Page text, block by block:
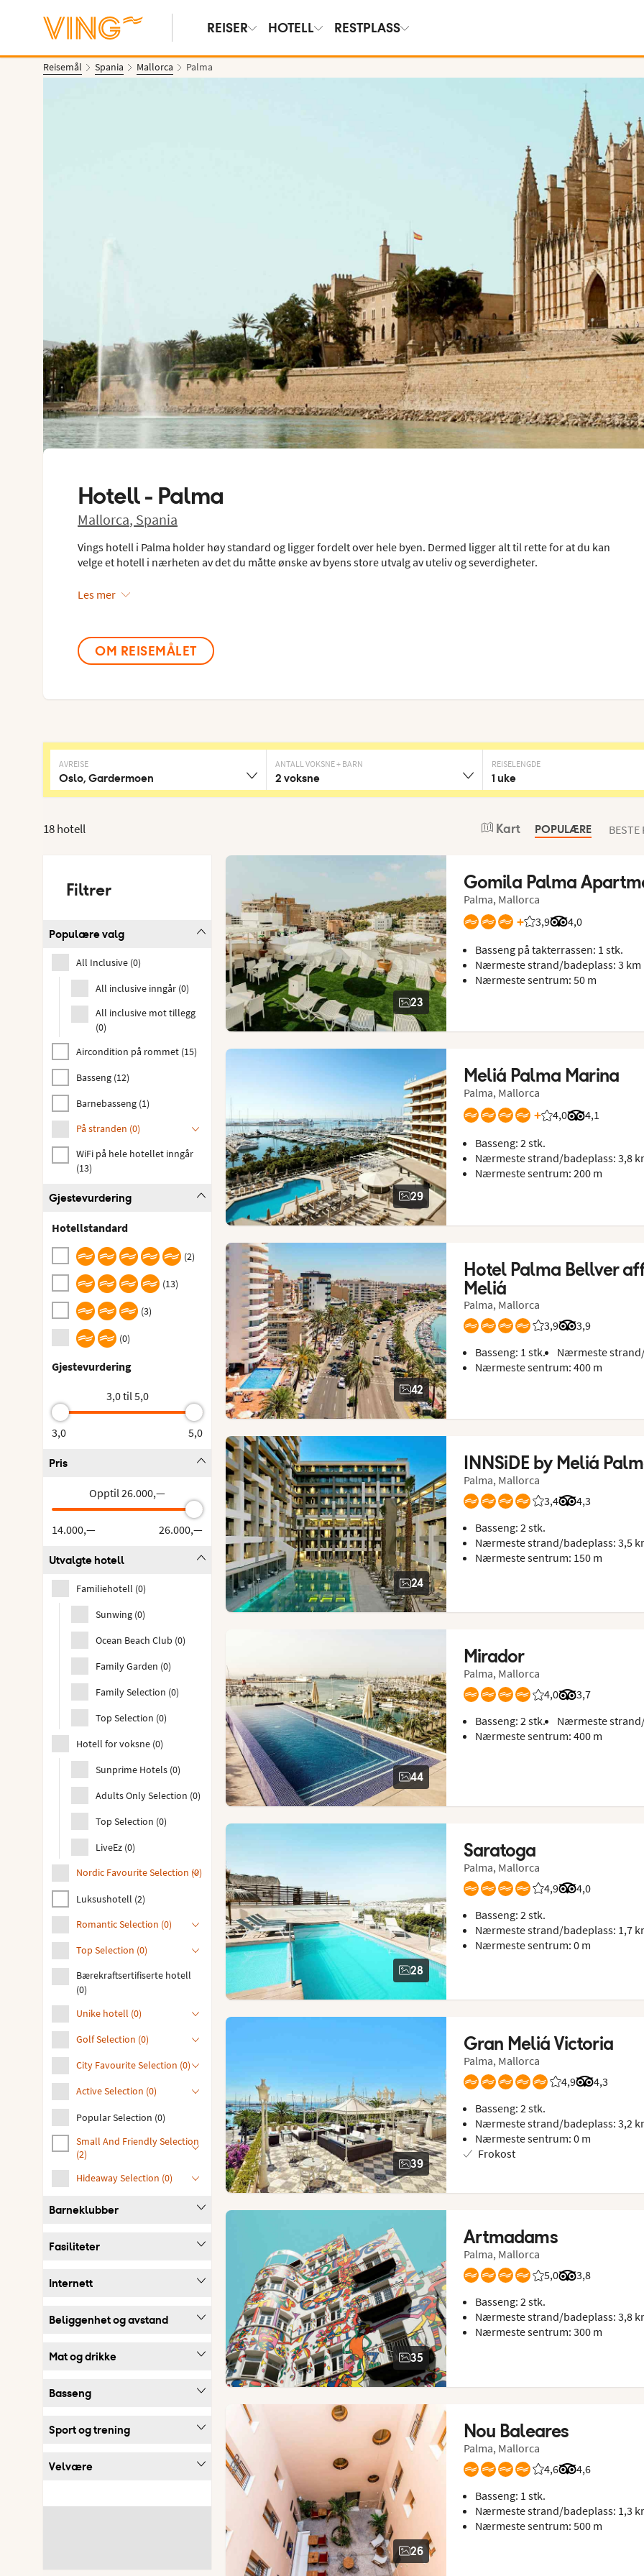
REISER HOTELL RESTPLASS
Reisemål Spania Mallorca Palma
Hotell - Palma
Mallorca, Spania
Vings hotell i Palma holder høy standard og ligger fordelt over hele byen. Dermed ligger alt til rette for at du kan
velge et hotell i nærheten av det du måtte ønske av byens store utvalg av uteliv og severdigheter.
Les mer
OM REISEMÅLET
AVREISE
Oslo, Gardermoen
ANTALL VOKSNE + BARN
2 voksne
REISELENGDE
1 uke
POPULÆRE BESTE
18 hotell Kart
Filtrer
Populære valg
All Inclusive (0)
All inclusive inngår (0)
All inclusive mot tillegg
(0)
Aircondition på rommet (15)
Basseng (12)
Barnebasseng (1)
På stranden (0)
WiFi på hele hotellet inngår
(13)
Gjestevurdering
Hotellstandard
(2)
(13)
(3)
(0)
Gjestevurdering
3,0 til 5,0
3,0 5,0
Pris
Opptil 26.000,—
14.000,— 26.000,—
Utvalgte hotell
Familiehotell (0)
Sunwing (0)
Ocean Beach Club (0)
Family Garden (0)
Family Selection (0)
Top Selection (0)
Hotell for voksne (0)
Sunprime Hotels (0)
Adults Only Selection (0)
Top Selection (0)
LiveEz (0)
Nordic Favourite Selection (0)
Luksushotell (2)
Romantic Selection (0)
Top Selection (0)
Bærekraftsertifiserte hotell
(0)
Unike hotell (0)
Golf Selection (0)
City Favourite Selection (0)
Active Selection (0)
Popular Selection (0)
Small And Friendly Selection
(2)
Hideaway Selection (0)
Barneklubber
Fasiliteter
Internett
Beliggenhet og avstand
Mat og drikke
Basseng
Sport og trening
Velvære
23
Gomila Palma
Palma, Mallorca
+ 3,9
Vurdering fra Vings
4,0
Vurdering fra
Basseng på takterrassen: 1 stk.
Nærmeste strand/badeplass: 3 km
Nærmeste sentrum: 50 m
29
Meliá Palma Marina
Palma, Mallorca
+ 4,0
Vurdering fra
4,1
Vurdering
Basseng: 2 stk.
Nærmeste strand/badeplass: 3,8
Nærmeste sentrum: 200 m
42
Hotel Palma Bellver
Meliá
Palma, Mallorca
3,9
Vurdering fra Vings
3,9
Vurdering fra
Basseng: 1 stk.
Nærmeste
Nærmeste sentrum: 400 m
24
INNSiDE by Meliá
Palma, Mallorca
3,4
Vurdering fra Vings
4,3
Vurdering fra
Basseng: 2 stk.
Nærmeste strand/badeplass: 3,5
Nærmeste sentrum: 150 m
44
Mirador
Palma, Mallorca
4,0
Vurdering fra Vings
3,7
Vurdering fra
Basseng: 2 stk.
Nærmeste
Nærmeste sentrum: 400 m
28
Saratoga
Palma, Mallorca
4,9
Vurdering fra Vings
4,0
Vurdering fra
Basseng: 2 stk.
Nærmeste strand/badeplass: 1,7
Nærmeste sentrum: 0 m
39
Gran Meliá Victoria
Palma, Mallorca
4,9
Vurdering fra
4,3
Vurdering
Basseng: 2 stk.
Nærmeste strand/badeplass: 3,2
Nærmeste sentrum: 0 m
Frokost
35
Artmadams
Palma, Mallorca
5,0
Vurdering fra Vings
3,8
Vurdering fra
Basseng: 2 stk.
Nærmeste strand/badeplass: 3,8
Nærmeste sentrum: 300 m
26
Nou Baleares
Palma, Mallorca
4,6
Vurdering fra Vings
4,6
Vurdering fra
Basseng: 1 stk.
Nærmeste strand/badeplass: 1,3
Nærmeste sentrum: 500 m